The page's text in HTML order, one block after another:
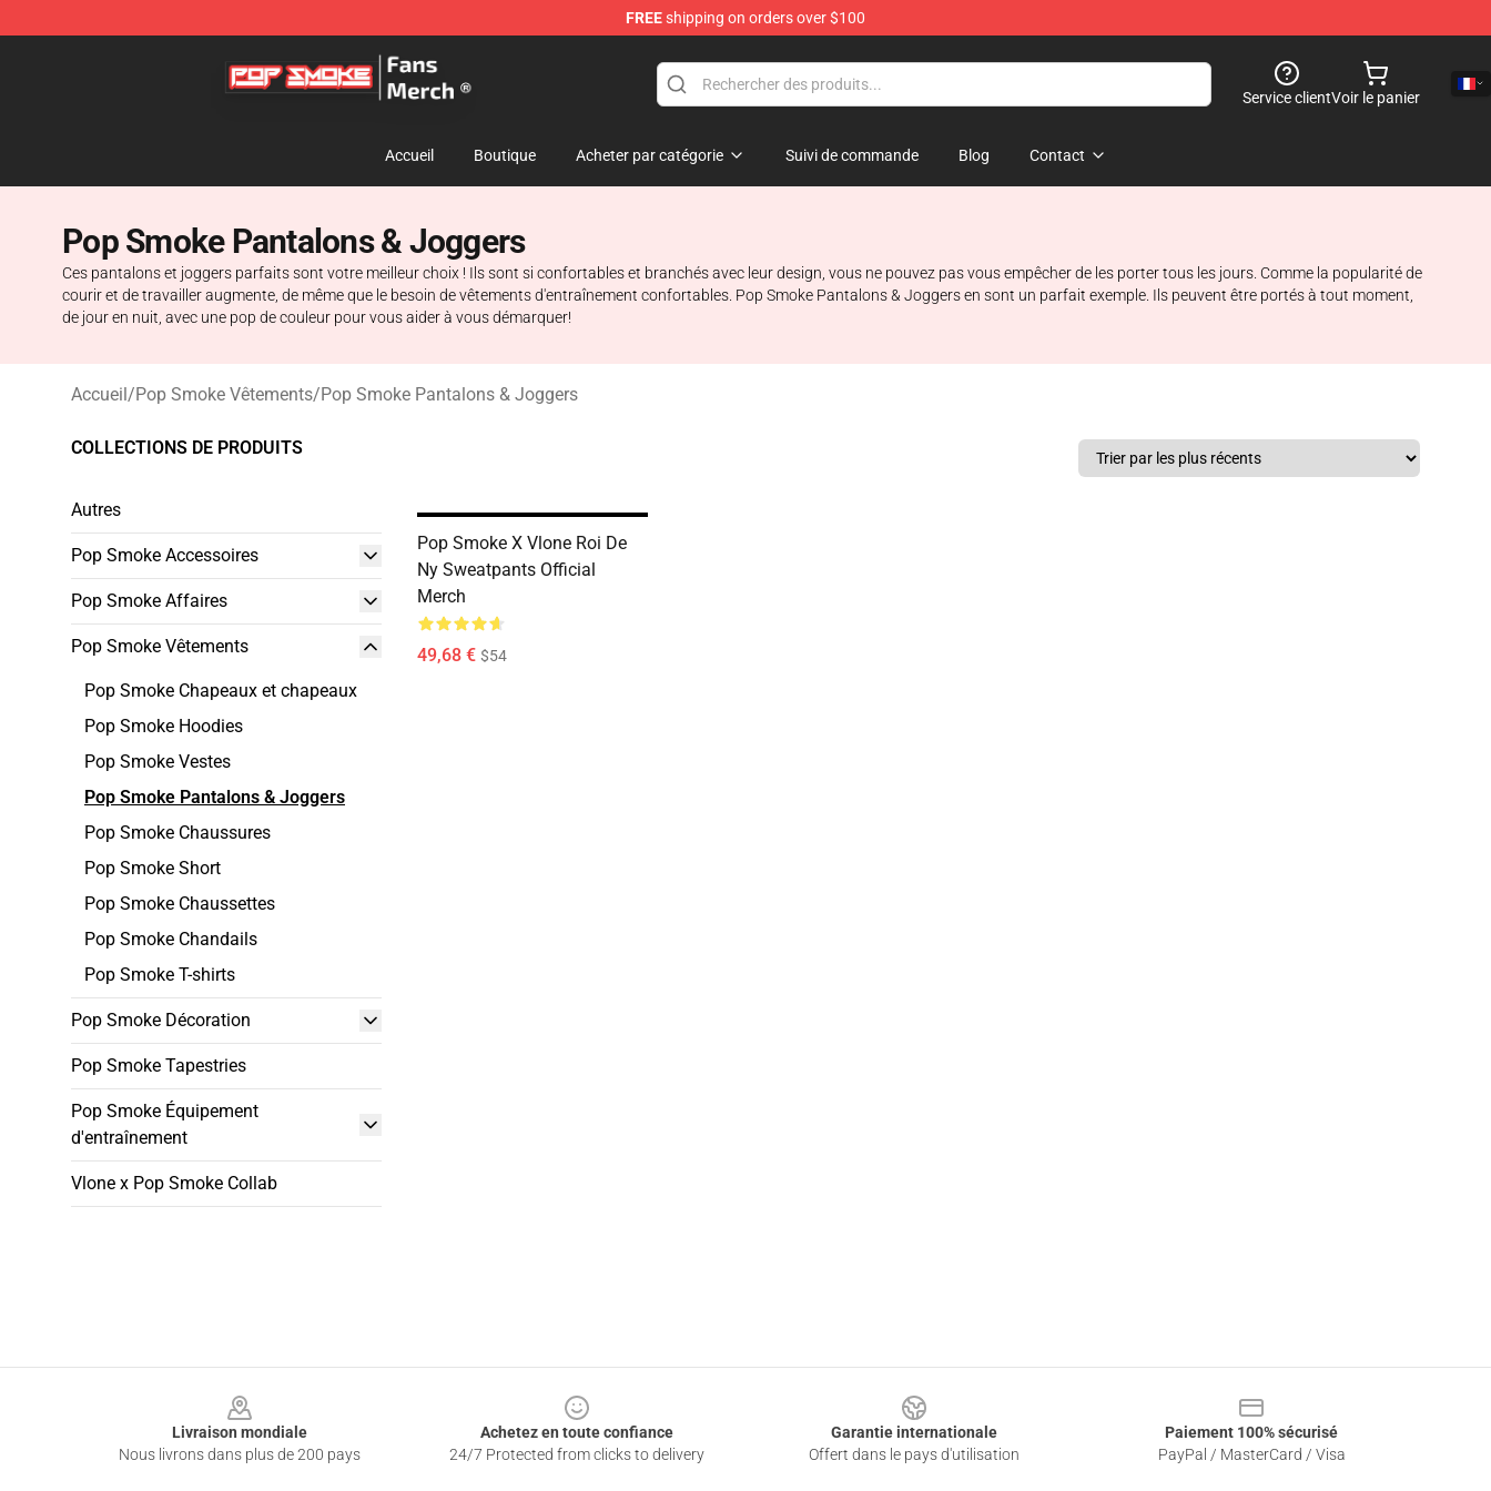
FREEshipping on orders over $100
Pop Smoke Store - Official Pop Smoke Merchandise Shop
Service clientVoir le panier
Accueil Boutique Acheter par catégorie Suivi de commande Blog Contact
Pop Smoke Pantalons & Joggers
Ces pantalons et joggers parfaits sont votre meilleur choix ! Ils sont si confortables et branchés avec leur design, vous ne pouvez pas vous empêcher de les porter tous les jours. Comme la popularité de
courir et de travailler augmente, de même que le besoin de vêtements d'entraînement confortables. Pop Smoke Pantalons & Joggers en sont un parfait exemple. Ils peuvent être portés à tout moment,
de jour en nuit, avec une pop de couleur pour vous aider à vous démarquer!
Accueil/Pop Smoke Vêtements/Pop Smoke Pantalons & Joggers
COLLECTIONS DE PRODUITS
Autres
Pop Smoke Accessoires
Pop Smoke Affaires
Pop Smoke Vêtements
Pop Smoke Chapeaux et chapeaux
Pop Smoke Hoodies
Pop Smoke Vestes
Pop Smoke Pantalons & Joggers
Pop Smoke Chaussures
Pop Smoke Short
Pop Smoke Chaussettes
Pop Smoke Chandails
Pop Smoke T-shirts
Pop Smoke Décoration
Pop Smoke Tapestries
Pop Smoke Équipement
d'entraînement
Vlone x Pop Smoke Collab
Pop Smoke X Vlone Roi De
Ny Sweatpants Official
Merch
49,68 € $54
Livraison mondiale
Nous livrons dans plus de 200 pays
Achetez en toute confiance
24/7 Protected from clicks to delivery
Garantie internationale
Offert dans le pays d'utilisation
Paiement 100% sécurisé
PayPal / MasterCard / Visa